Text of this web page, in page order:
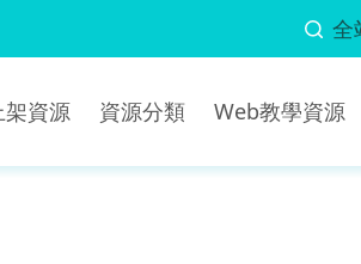
全
架資源 資源分類 Web教學資源